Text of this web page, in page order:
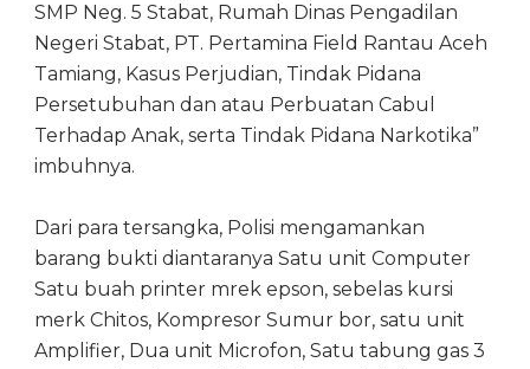
SMP Neg. 5 Stabat, Rumah Dinas Pengadilan
Negeri Stabat, PT. Pertamina Field Rantau Aceh
Tamiang, Kasus Perjudian, Tindak Pidana
Persetubuhan dan atau Perbuatan Cabul
Terhadap Anak, serta Tindak Pidana Narkotika”
imbuhnya.
Dari para tersangka, Polisi mengamankan
barang bukti diantaranya Satu unit Computer
Satu buah printer mrek epson, sebelas kursi
merk Chitos, Kompresor Sumur bor, satu unit
Amplifier, Dua unit Microfon, Satu tabung gas 3